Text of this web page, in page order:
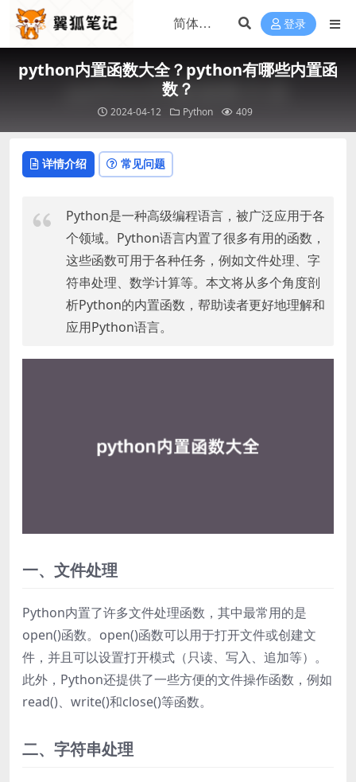
登录
python内置函数大全？python有哪些内置函
数？
2024-04-12 Python 409
详情介绍 常见问题
Python是一种高级编程语言，被广泛应用于各
个领域。Python语言内置了很多有用的函数，
这些函数可用于各种任务，例如文件处理、字
符串处理、数学计算等。本文将从多个角度剖
析Python的内置函数，帮助读者更好地理解和
应用Python语言。
一、文件处理
Python内置了许多文件处理函数，其中最常用的是
open()函数。open()函数可以用于打开文件或创建文
件，并且可以设置打开模式（只读、写入、追加等）。
此外，Python还提供了一些方便的文件操作函数，例如
read()、write()和close()等函数。
二、字符串处理